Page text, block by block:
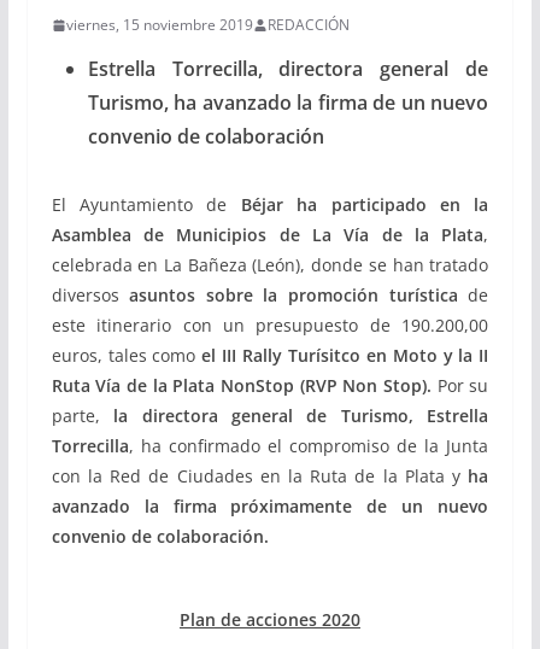
viernes, 15 noviembre 2019 REDACCIÓN
Estrella Torrecilla, directora general de
Turismo, ha avanzado la firma de un nuevo
convenio de colaboración
El Ayuntamiento de Béjar ha participado en la
Asamblea de Municipios de La Vía de la Plata,
celebrada en La Bañeza (León), donde se han tratado
diversosasuntos sobre la promoción turística de
este itinerario con un presupuesto de 190.200,00
euros, tales comoel III Rally Turísitco en Moto y la II
Ruta Vía de la Plata NonStop (RVP Non Stop). Por su
parte, la directora general de Turismo, Estrella
Torrecilla, ha confirmado el compromiso de la Junta
con la Red de Ciudades en la Ruta de la Plata y ha
avanzado la firma próximamente de un nuevo
convenio de colaboración.
Plan de acciones 2020